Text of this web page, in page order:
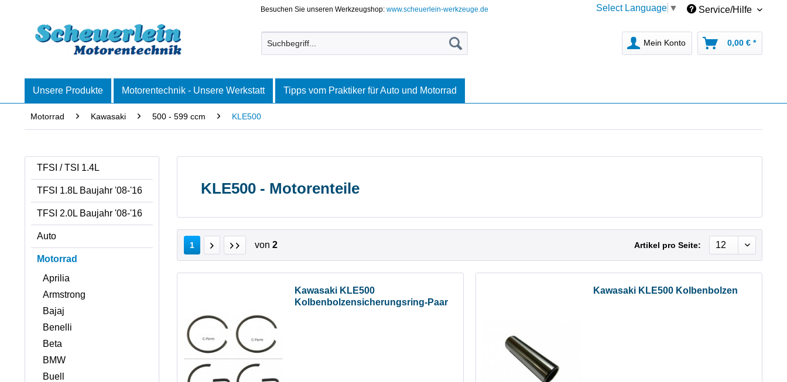
Besuchen Sie unseren Werkzeugshop:www.scheuerlein-werkzeuge.de Select Language ▼ Service/Hilfe
Mein Konto 0,00 € *
Unsere Produkte Motorentechnik - Unsere Werkstatt Tipps vom Praktiker für Auto und Motorrad
Motorrad Kawasaki 500 - 599 ccm KLE500
TFSI / TSI 1.4L
TFSI 1.8L Baujahr '08-'16
TFSI 2.0L Baujahr '08-'16
Auto
Motorrad
Aprilia
Armstrong
Bajaj
Benelli
Beta
BMW
Buell
KLE500 - Motorenteile
1 von 2 Artikel pro Seite:
Kawasaki KLE500
Kolbenbolzensicherungsring-Paar
Kawasaki KLE500 Kolbenbolzen